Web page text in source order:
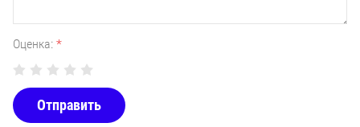
Оценка: *
Отправить